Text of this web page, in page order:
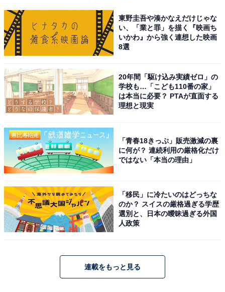
東野圭吾や湊かなえだけじゃな
い、「業と罪」を描く『映画ち
いかわ』から強く連想した映画
8選
20年間「駆け込み実績ゼロ」の
学校も…「こども110番の家」
は本当に必要？ PTAが直面する
理想と現実
「青春18きっぷ」販売激減の裏
に何が？ 連続利用の厳格化だけ
ではない「本当の理由」
「移民」に冷たいのはどっちな
のか？ スイスの厳格過ぎる学歴
選別と、日本の曖昧過ぎる外国
人政策
連載をもっと見る